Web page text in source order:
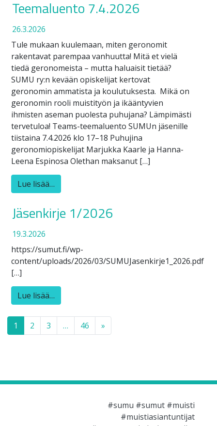
Teemaluento 7.4.2026
26.3.2026
Tule mukaan kuulemaan, miten geronomit
rakentavat parempaa vanhuutta! Mitä et vielä
tiedä geronomeista – mutta haluaisit tietää?
SUMU ry:n kevään opiskelijat kertovat
geronomin ammatista ja koulutuksesta. Mikä on
geronomin rooli muistityön ja ikääntyvien
ihmisten aseman puolesta puhujana? Lämpimästi
tervetuloa! Teams-teemaluento SUMUn jäsenille
tiistaina 7.4.2026 klo 17–18 Puhujina
geronomiopiskelijat Marjukka Kaarle ja Hanna-
Leena Espinosa Olethan maksanut […]
Lue lisää…
Jäsenkirje 1/2026
19.3.2026
https://sumut.fi/wp-
content/uploads/2026/03/SUMUJasenkirje1_2026.pdf
[…]
Lue lisää…
Posts navigation
1 2 3 … 46 »
#sumu #sumut #muisti
#muistiasiantuntijat